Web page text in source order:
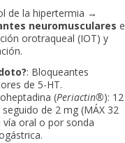
de la hipertermia →
neuromusculares e
orotraqueal (IOT) y
: Bloqueantes
de 5-HT.
(Periactin®): 12
de 2 mg (MÁX 32
vía oral o por sonda